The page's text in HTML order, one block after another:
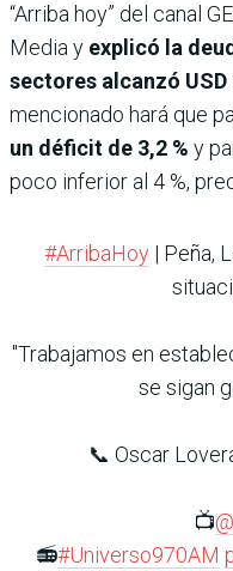
“Arriba hoy” del canal
Media y explicó la
sectores alcanzó
mencionado hará que
un déficit de 3,2 % y
poco inferior al 4 %,
#ArribaHoy| Peña,
"Trabajamos en
se sigan
📞 Oscar
📺
📻#Universo970AM